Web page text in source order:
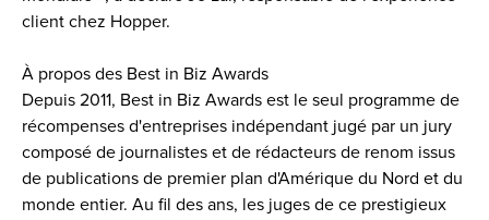
client chez Hopper.
À propos des Best in Biz Awards
Depuis 2011, Best in Biz Awards est le seul programme de
récompenses d'entreprises indépendant jugé par un jury
composé de journalistes et de rédacteurs de renom issus
de publications de premier plan d'Amérique du Nord et du
monde entier. Au fil des ans, les juges de ce prestigieux